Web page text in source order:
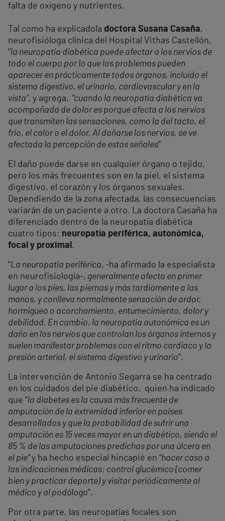
falta de oxígeno y nutrientes.
Tal como ha explicado la doctora Susana Casaña,
neurofisióloga clínica del Hospital Vithas Castellón,
“la neuropatía diabética puede afectar a los nervios de
todo el cuerpo por lo que los problemas pueden
aparecer en prácticamente todos órganos, incluido el
sistema digestivo, el urinario, cardiovascular y en la
vista”, y agrega, “cuando la neuropatía diabética va
acompañada de dolor es porque afecta a los nervios
que transmiten las sensaciones, como la del tacto, el
frío, el calor o el dolor. Al dañarse los nervios, se ve
afectada la percepción de estas señales”
El daño puede darse en cualquier órgano o tejido,
pero los más frecuentes son en la piel, el sistema
digestivo, el corazón y los órganos sexuales.
Dependiendo de la zona afectada, las consecuencias
variarán de un paciente a otro. La doctora Casaña ha
diferenciado dentro de la neuropatía diabética
cuatro tipos: neuropatía periférica, autonómica,
focal y proximal .
“La neuropatía periférica, -ha afirmado la especialista
en neurofisiología-, generalmente afecta en primer
lugar a los pies, las piernas y más tardíamente a las
manos, y conlleva normalmente sensación de ardor,
hormigueo o acorchamiento, entumecimiento, dolor y
debilidad. En cambio, la neuropatía autonómica es un
daño en los nervios que controlan los órganos internos y
suelen manifestar problemas con el ritmo cardiaco y la
presión arterial, el sistema digestivo y urinario”.
La intervención de Antonio Segarra se ha centrado
en los cuidados del pie diabético, quien ha indicado
que “la diabetes es la causa más frecuente de
amputación de la extremidad inferior en países
desarrollados y que la probabilidad de sufrir una
amputación es 15 veces mayor en un diabético, siendo el
85 % de las amputaciones predichas por una úlcera en
el pie”y ha hecho especial hincapié en “hacer caso a
las indicaciones médicas: control glucémico (comer
bien y practicar deporte) y visitar periódicamente al
médico y al podólogo”.
Por otra parte, las neuropatías focales son